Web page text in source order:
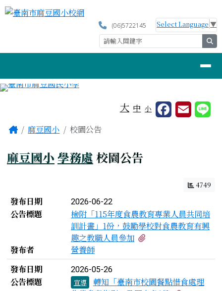
跳至主內容區
臺南市麻豆國小校網
(06)5722145 Select Language ▼
大 中 小
主內容區域
Home麻豆國小 校園公告
麻豆國小 學務處 校園公告
4749
新聞列表
發布日期 2026-06-22
公告標題
檢附「115年度食農教育專業人員共同培
訓計畫」1份，鼓勵學校對食農教育有興
趣之教職人員參加
發布者
營養師
發布日期
2026-05-26
公告標題 宣導
轉知「臺南市校園餐點惜食處理
頁尾區域